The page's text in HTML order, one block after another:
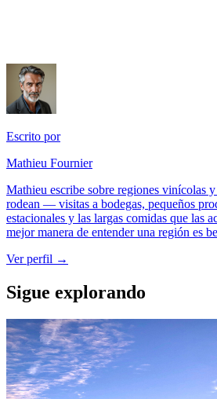
Escrito por
Mathieu Fournier
Mathieu escribe sobre regiones vinícolas
rodean — visitas a bodegas, pequeños
estacionales y las largas comidas que las
mejor manera de entender una región es
Ver perfil →
Sigue explorando